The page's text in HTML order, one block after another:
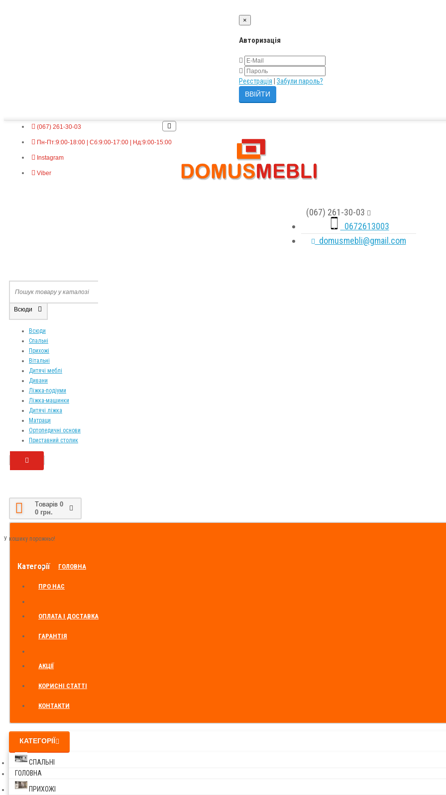
×
Авторизація
Реєстрація Забули пароль?
(067) 261-30-03
Пн-Пт:9:00-18:00 | Сб:9:00-17:00 | Нд:9:00-15:00
Instagram
Viber
(067) 261-30-03
0672613003
domusmebli@gmail.com
Всюди
Всюди
Спальні
Прихожі
Вітальні
Дитячі меблі
Дивани
Ліжка-подіуми
Ліжка-машинки
Дитячі ліжка
Матраци
Ортопедичні основи
Приставний столик
Tоварів 0
0 грн.
У кошику порожньо!
Категорії ГОЛОВНА
ПРО НАС
ОПЛАТА І ДОСТАВКА
ГАРАНТІЯ
АКЦІЇ
КОРИСНІ СТАТТІ
КОНТАКТИ
КАТЕГОРІЇ
СПАЛЬНІ
ГОЛОВНА
ПРИХОЖІ